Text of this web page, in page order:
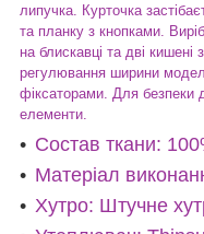
липучка. Курточка
та планку з кнопками.
на блискавці та дві
регулювання ширини
фіксаторами. Для безпеки
елементи.
Состав ткани:
Матеріал
Хутро: Штучне